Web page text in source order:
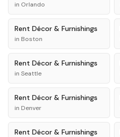
in Orlando
Rent Décor & Furnishings
in Boston
Rent Décor & Furnishings
in Seattle
Rent Décor & Furnishings
in Denver
Rent Décor & Furnishings